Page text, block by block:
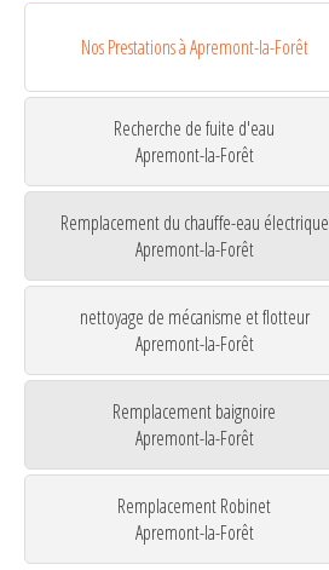
Nos Prestations à Apremont-la-Forêt
Recherche de fuite d'eau
Apremont-la-Forêt
Remplacement du chauffe-eau électrique
Apremont-la-Forêt
nettoyage de mécanisme et flotteur
Apremont-la-Forêt
Remplacement baignoire
Apremont-la-Forêt
Remplacement Robinet
Apremont-la-Forêt